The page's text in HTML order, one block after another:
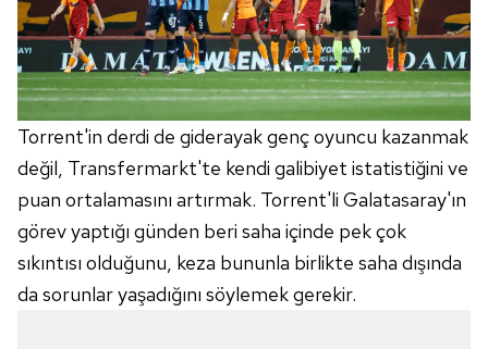
Torrent'in derdi de giderayak genç oyuncu kazanmak
değil, Transfermarkt'te kendi galibiyet istatistiğini ve
puan ortalamasını artırmak. Torrent'li Galatasaray'ın
görev yaptığı günden beri saha içinde pek çok
sıkıntısı olduğunu, keza bununla birlikte saha dışında
da sorunlar yaşadığını söylemek gerekir.